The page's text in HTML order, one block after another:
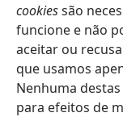
cookiessão
funcione e não
aceitar ou
que usamos
Nenhuma
para efeitos de
nova
janela)
JW Hub
(abre
uma
nova JW Library
Watchtower